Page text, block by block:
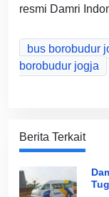
resmi Damri
bus borobudur
borobudur jogja
Berita Terkait